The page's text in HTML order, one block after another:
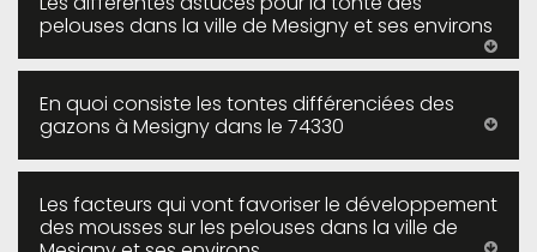
pelouses dans la ville de Mesigny et ses environs
En quoi consiste les tontes différenciées des
gazons à Mesigny dans le 74330
Les facteurs qui vont favoriser le développement
des mousses sur les pelouses dans la ville de